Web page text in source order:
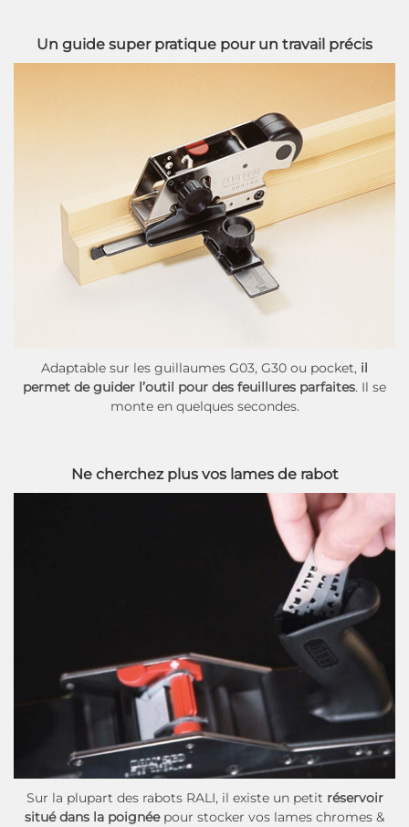
Un guide super pratique pour un travail précis
Adaptable sur les guillaumes G03, G30 ou pocket, il
permet de guider l’outil pour des feuillures parfaites. Il se
monte en quelques secondes.
Ne cherchez plus vos lames de rabot
Sur la plupart des rabots RALI, il existe un petit réservoir
situé dans la poignéepour stocker vos lames chromes &